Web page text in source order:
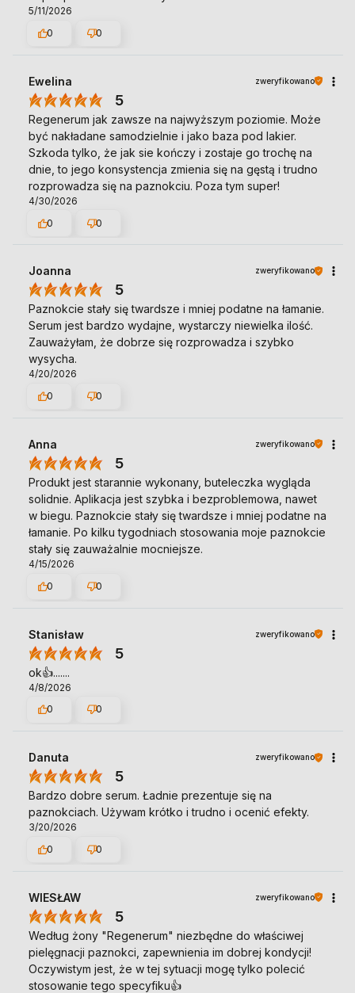
5/11/2026
0
0
Ewelina zweryfikowano
5
Regenerum jak zawsze na najwyższym poziomie. Może
być nakładane samodzielnie i jako baza pod lakier.
Szkoda tylko, że jak sie kończy i zostaje go trochę na
dnie, to jego konsystencja zmienia się na gęstą i trudno
rozprowadza się na paznokciu. Poza tym super!
4/30/2026
0
0
Joanna zweryfikowano
5
Paznokcie stały się twardsze i mniej podatne na łamanie.
Serum jest bardzo wydajne, wystarczy niewielka ilość.
Zauważyłam, że dobrze się rozprowadza i szybko
wysycha.
4/20/2026
0
0
Anna zweryfikowano
5
Produkt jest starannie wykonany, buteleczka wygląda
solidnie. Aplikacja jest szybka i bezproblemowa, nawet
w biegu. Paznokcie stały się twardsze i mniej podatne na
łamanie. Po kilku tygodniach stosowania moje paznokcie
stały się zauważalnie mocniejsze.
4/15/2026
0
0
Stanisław zweryfikowano
5
ok👍️.......
4/8/2026
0
0
Danuta zweryfikowano
5
Bardzo dobre serum. Ładnie prezentuje się na
paznokciach. Używam krótko i trudno i ocenić efekty.
3/20/2026
0
0
WIESŁAW zweryfikowano
5
Według żony "Regenerum" niezbędne do właściwej
pielęgnacji paznokci, zapewnienia im dobrej kondycji!
Oczywistym jest, że w tej sytuacji mogę tylko polecić
stosowanie tego specyfiku👍️